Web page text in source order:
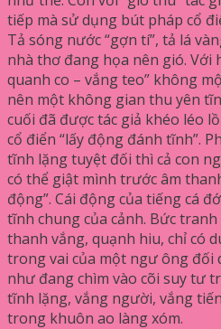
tiếp mà sử dụng bút pháp cổ
Tả sóng nước “gợn tí”, tả lá
nhà thơ đang họa nên gió. Với
quanh co – vắng teo” không
nên một không gian thu yên
cuối đã được tác giả khéo léo
cổ điển “lấy động đánh tĩnh”.
tĩnh lặng tuyệt đối thì cả con
có thể giật mình trước âm
động”. Cái động của tiếng cá
tĩnh chung của cảnh. Bức
thanh vắng, quạnh hiu, chỉ có
trong vai của một ngư ông đối
như đang chìm vào cõi suy tư
tĩnh lặng, vắng người, vắng
trong khuôn ao làng xóm.